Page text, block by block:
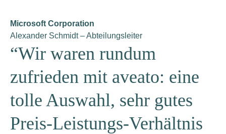
Microsoft Corporation
Alexander Schmidt – Abteilungsleiter
“Wir waren rundum
zufrieden mit aveato: eine
tolle Auswahl, sehr gutes
Preis-Leistungs-Verhältnis